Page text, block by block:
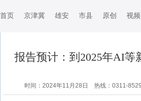
首页 京津冀 雄安 市县 原创 视频
报告预计：到2025年AI
时间：2024年11月28日 热线：0311-